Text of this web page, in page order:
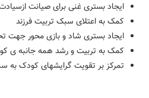
ایجاد بستری غنی برای صیانت
کمک به اعتلای سبک تربیت فرزند
ایجاد بستری شاد و بازی محور جهت
کمک به تربیت و رشد همه جانبه ی
تمرکز بر تقویت گرایش­های کودک